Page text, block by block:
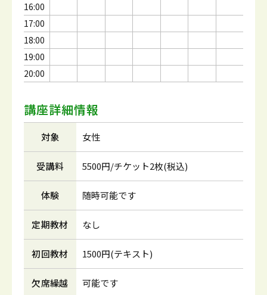
16:00
17:00
18:00
19:00
20:00
講座詳細情報
対象 女性
受講料 5500円/チケット2枚(税込)
体験 随時可能です
定期教材 なし
初回教材 1500円(テキスト)
欠席繰越 可能です